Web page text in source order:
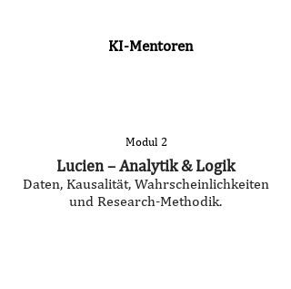
KI-Mentoren
Modul 2
Lucien – Analytik & Logik
Daten, Kausalität, Wahrscheinlichkeiten
und Research-Methodik.